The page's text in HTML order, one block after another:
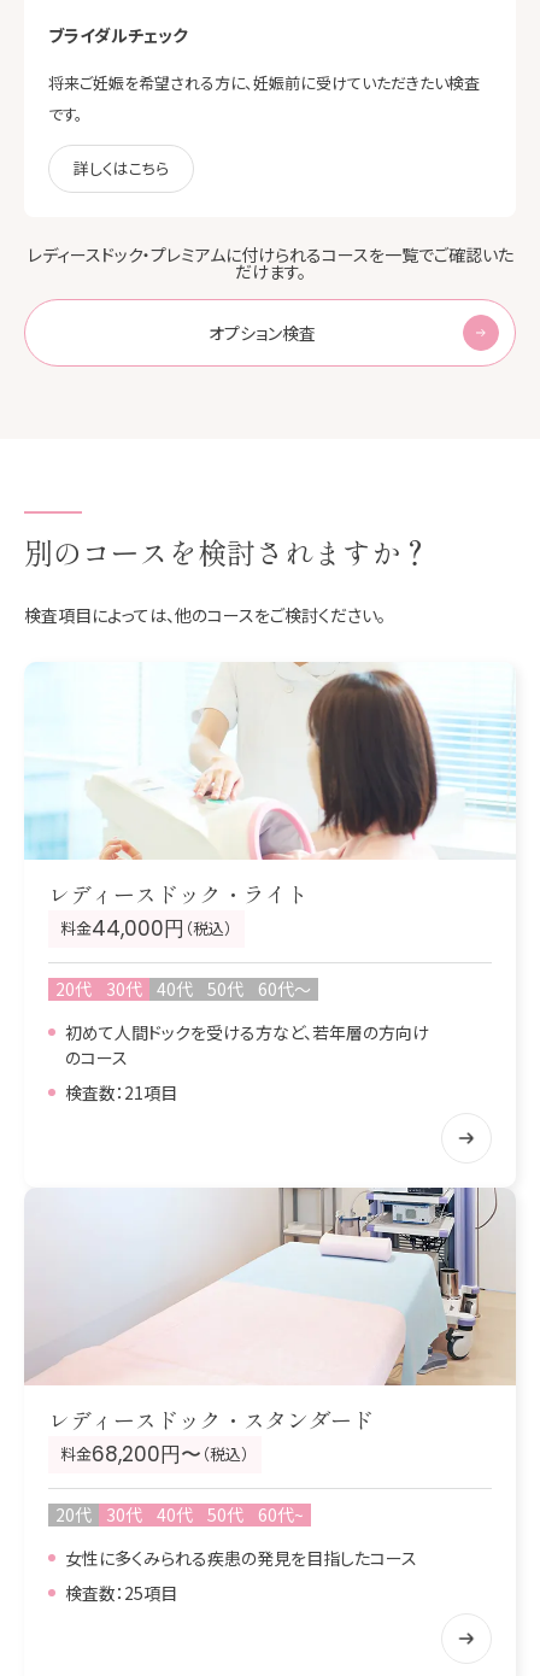
ブライダルチェック
将来ご妊娠を希望される方に、妊娠前に受けていただきたい検査
です。
詳しくはこちら
レディースドック・プレミアムに付けられるコースを一覧でご確認いた
だけます。
オプション検査
別のコースを検討されますか？
検査項目によっては、他のコースをご検討ください。
レディースドック・ライト
料金44,000円 （税込）
20代 30代 40代 50代
60代〜
初めて人間ドックを受ける方など、若年層の方向け
のコース
検査数：21項目
レディースドック・スタンダード
料金68,200円〜 （税込）
20代 30代 40代 50代
60代~
女性に多くみられる疾患の発見を目指したコース
検査数：25項目